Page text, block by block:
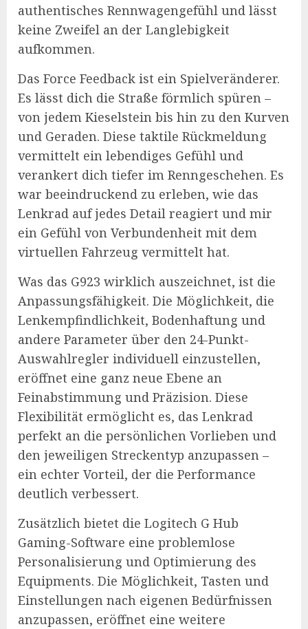
authentisches Rennwagengefühl und lässt
keine Zweifel an der Langlebigkeit
aufkommen.
Das Force Feedback ist ein Spielveränderer.
Es lässt dich die Straße förmlich spüren –
von jedem Kieselstein bis hin zu den Kurven
und Geraden. Diese taktile Rückmeldung
vermittelt ein lebendiges Gefühl und
verankert dich tiefer im Renngeschehen. Es
war beeindruckend zu erleben, wie das
Lenkrad auf jedes Detail reagiert und mir
ein Gefühl von Verbundenheit mit dem
virtuellen Fahrzeug vermittelt hat.
Was das G923 wirklich auszeichnet, ist die
Anpassungsfähigkeit. Die Möglichkeit, die
Lenkempfindlichkeit, Bodenhaftung und
andere Parameter über den 24-Punkt-
Auswahlregler individuell einzustellen,
eröffnet eine ganz neue Ebene an
Feinabstimmung und Präzision. Diese
Flexibilität ermöglicht es, das Lenkrad
perfekt an die persönlichen Vorlieben und
den jeweiligen Streckentyp anzupassen –
ein echter Vorteil, der die Performance
deutlich verbessert.
Zusätzlich bietet die Logitech G Hub
Gaming-Software eine problemlose
Personalisierung und Optimierung des
Equipments. Die Möglichkeit, Tasten und
Einstellungen nach eigenen Bedürfnissen
anzupassen, eröffnet eine weitere